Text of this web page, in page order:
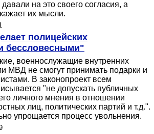
на это своего согласия, а
их мысли.
полицейских
бессловесными"
военнослужащие внутренних
МВД не смогут принимать подарки и
В законопроект всем
"не допускать публичных
личного мнения в отношении
лиц, политических партий и т.д.".
упрощается процесс увольнения.